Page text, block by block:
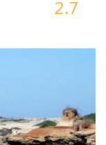
2.7